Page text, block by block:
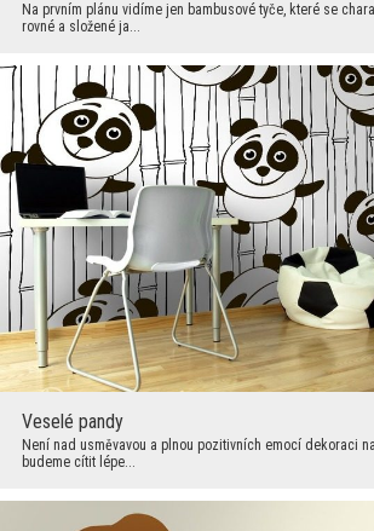
Na prvním plánu vidíme jen bambusové tyče, které se
rovné a složené ja...
Veselé pandy
Není nad usměvavou a plnou pozitivních emocí dekoraci
budeme cítit lépe...